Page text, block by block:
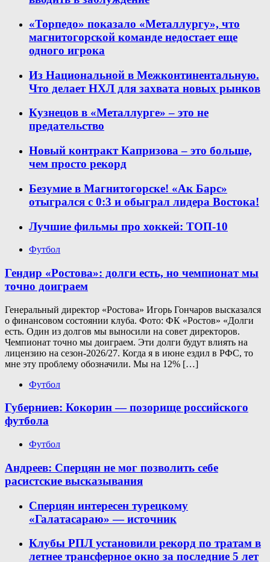
«Торпедо» показало «Металлургу», что
магнитогорской команде недостает еще
одного игрока
Из Национальной в Межконтинентальную.
Что делает НХЛ для захвата новых рынков
Кузнецов в «Металлурге» – это не
предательство
Новый контракт Капризова – это больше,
чем просто рекорд
Безумие в Магнитогорске! «Ак Барс»
отыгрался с 0:3 и обыграл лидера Востока!
Лучшие фильмы про хоккей: ТОП-10
Футбол
Гендир «Ростова»: долги есть, но чемпионат мы
точно доиграем
Генеральный директор «Ростова» Игорь Гончаров высказался
о финансовом состоянии клуба. Фото: ФК «Ростов» «Долги
есть. Один из долгов мы выносили на совет директоров.
Чемпионат точно мы доиграем. Эти долги будут влиять на
лицензию на сезон-2026/27. Когда я в июне ездил в РФС, то
мне эту проблему обозначили. Мы на 12% […]
Футбол
Губерниев: Кокорин — позорище российского
футбола
Футбол
Андреев: Сперцян не мог позволить себе
расистские высказывания
Сперцян интересен турецкому
«Галатасараю» — источник
Клубы РПЛ установили рекорд по тратам в
летнее трансферное окно за последние 5 лет